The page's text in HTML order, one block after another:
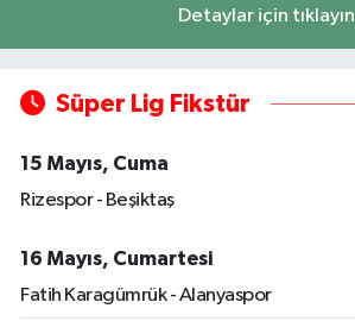
Detaylar için tıklayın
Süper Lig Fikstür
15 Mayıs, Cuma
Rizespor - Beşiktaş
16 Mayıs, Cumartesi
Fatih Karagümrük - Alanyaspor